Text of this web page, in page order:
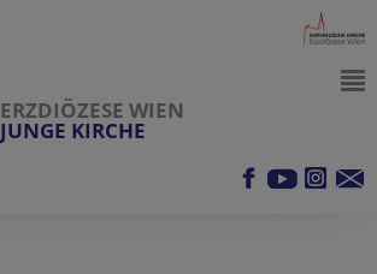
ERZDIÖZESE WIEN
JUNGE KIRCHE